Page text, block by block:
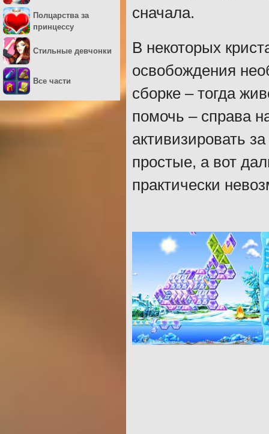
сначала.
В некоторых
освобождения
сборке – тогда
помочь – справа
активизировать
простые, а вот
практически
Полцарства за
принцессу
Стильные девчонки
Все части